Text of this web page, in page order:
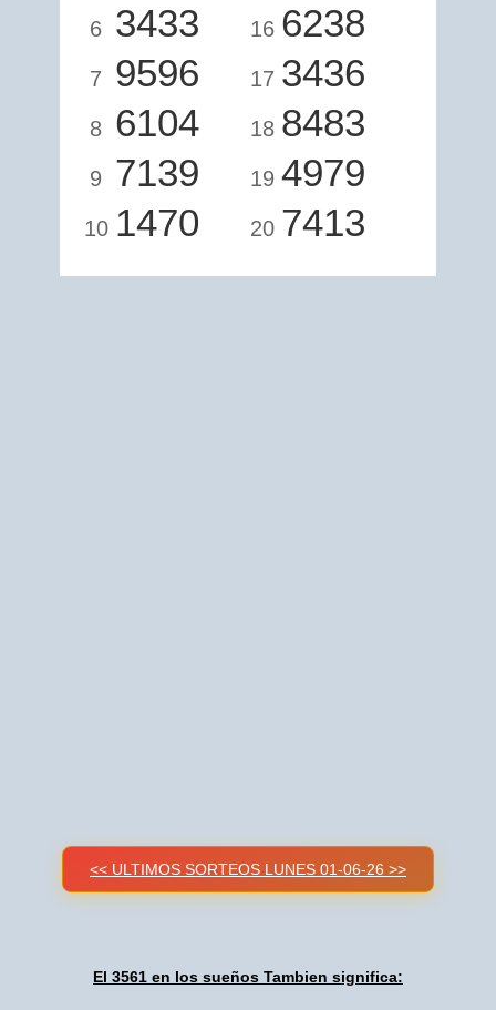
6 3433
7 9596
8 6104
9 7139
10 1470
16 6238
17 3436
18 8483
19 4979
20 7413
<< ULTIMOS SORTEOS LUNES 01-06-26 >>
El 3561 en los sueños Tambien significa: